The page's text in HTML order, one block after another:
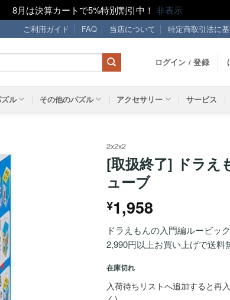
8月は決算カートで5%特別割引中！ 非表示
ご利用ガイド FAQ 当店について 特定商取引法に
ログイン / 登録
ル その他のパズル アクセサリー サービス
2x2x2
[取扱終了] ドラえ
ューブ
¥1,958
ドラえもんの入門編ルービッ
2,990円以上お買い上げで送料
在庫切れ
入荷待ちリストへ追加すると再